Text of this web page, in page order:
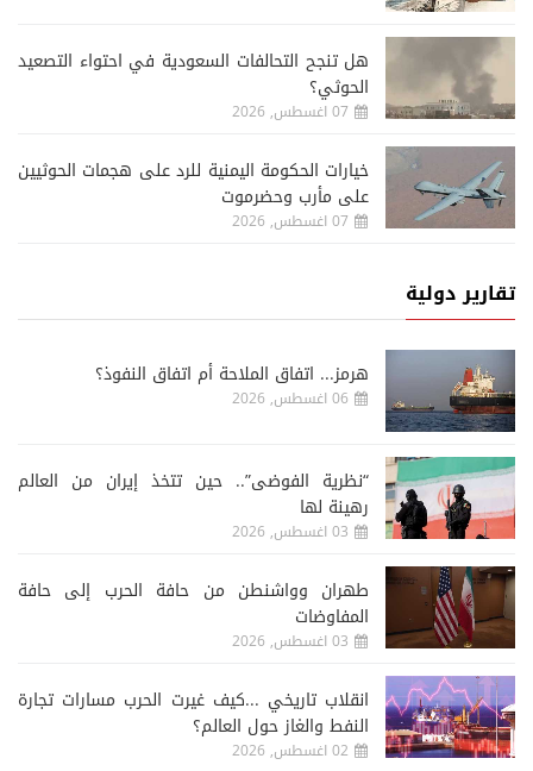
هل تنجح التحالفات السعودية في احتواء التصعيد
الحوثي؟
07 اغسطس, 2026
خيارات الحكومة اليمنية للرد على هجمات الحوثيين
على مأرب وحضرموت
07 اغسطس, 2026
تقارير دولية
هرمز... اتفاق الملاحة أم اتفاق النفوذ؟
06 اغسطس, 2026
“نظرية الفوضى”.. حين تتخذ إيران من العالم
رهينة لها
03 اغسطس, 2026
طهران وواشنطن من حافة الحرب إلى حافة
المفاوضات
03 اغسطس, 2026
انقلاب تاريخي ...كيف غيرت الحرب مسارات تجارة
النفط والغاز حول العالم؟
02 اغسطس, 2026